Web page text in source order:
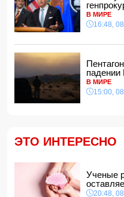
14:40, 08.08.2026
В Азербайджане
объявлено
14:34, 08.08.2026
В Агдашском районе
с церемонией помолвки
несовершеннолетней
14:28, 08.08.2026
Найдено тело
обвинений в адрес
ВС РФ взяли под
области
14:04, 08.08.2026
В МИРЕ
16:48,
В МИРЕ
15:00,
ЭТО ИНТЕРЕСНО
Ученые
20:48,